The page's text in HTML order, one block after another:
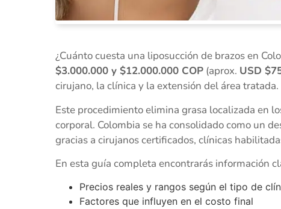
¿Cuánto cuesta una liposucción de brazos en
$3.000.000 y $12.000.000 COP (aprox. USD
cirujano, la clínica y la extensión del área tratada.
Este procedimiento elimina grasa localizada en
corporal. Colombia se ha consolidado como un
gracias a cirujanos certificados, clínicas
En esta guía completa encontrarás información
Precios reales y rangos según el tipo de
Factores que influyen en el costo final